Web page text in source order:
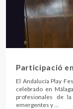
Participació
El Andalucía Play
celebrado en
profesionales de
emergentes y …